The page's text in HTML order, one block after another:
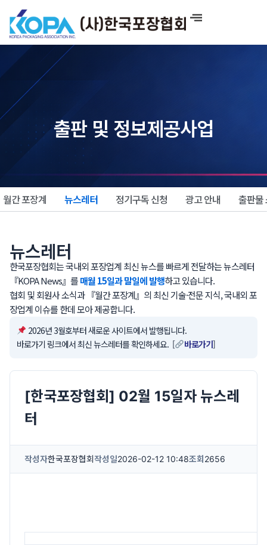
너
출판 및 정보제공사업
월간 포장계 뉴스레터 정기구독 신청 광고 안내 출판물
뉴스레터
한국포장협회는 국내외 포장업계 최신 뉴스를 빠르게 전달하는 뉴스레터
『KOPA News』를매월 15일과 말일에 발행하고 있습니다.
협회 및 회원사 소식과 『월간 포장계』의 최신 기술·전문 지식, 국내외 포
장업계 이슈를 한데 모아 제공합니다.
2026년 3월호부터 새로운 사이트에서 발행됩니다.
바로가기 링크에서 최신 뉴스레터를 확인하세요. [
바로가기]
[한국포장협회] 02월 15일자 뉴스레
터
작성자한국포장협회작성일2026-02-12 10:48조회 2656